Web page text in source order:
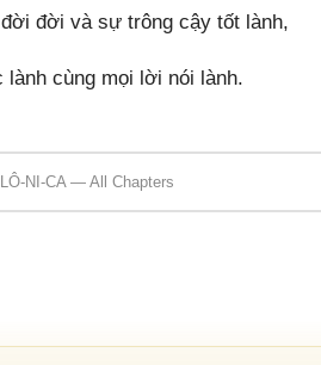
đời và sự trông cậy tốt lành,
cùng mọi lời nói lành.
NI-CA — All Chapters